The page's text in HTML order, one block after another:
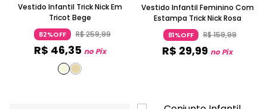
Vestido Infantil Trick Nick Em
Tricot Bege
82%OFF R$259,99
R$ 46,35 no Pix
Vestido Infantil Feminino Com
Estampa Trick Nick Rosa
81%OFF R$159,99
R$ 29,99 no Pix